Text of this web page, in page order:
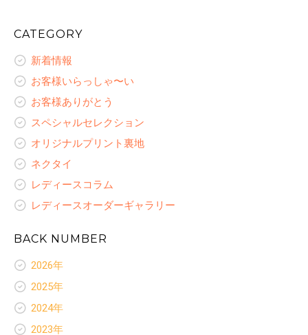
CATEGORY
新着情報
お客様いらっしゃ〜い
お客様ありがとう
スペシャルセレクション
オリジナルプリント裏地
ネクタイ
レディースコラム
レディースオーダーギャラリー
BACK NUMBER
2026年
新着情報
お客様ありがとう
スペシャルセレクション
2025年
新着情報
2024年
新着情報
2023年